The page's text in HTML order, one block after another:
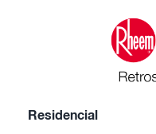
Residencial